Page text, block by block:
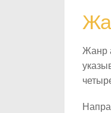
Жанр